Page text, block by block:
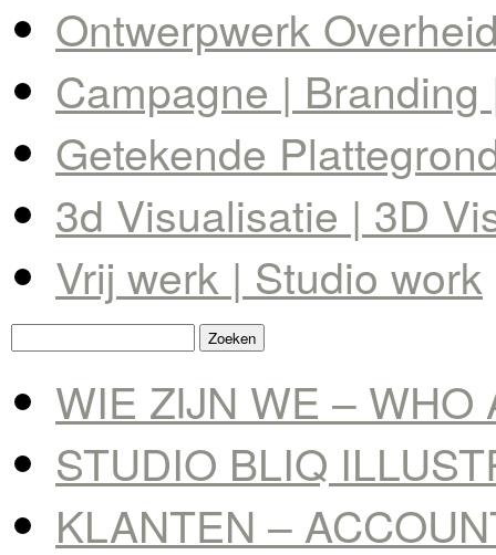
Ontwerpwerk
Campagne |
Getekende
3d Visualisatie | 3D
Vrij werk | Studio work
WIE ZIJN WE – WHO
STUDIO BLIQ
KLANTEN –